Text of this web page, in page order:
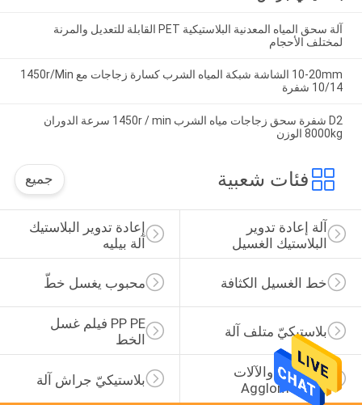
آلة سحق المياه المعدنية البلاستيكية PET القابلة للتعديل والمرنة
لمختلف الأحجام
10-20mm الشاشة شبكة المياه الشرب كسارة زجاجات مع 1450r/Min
10/14 شفرة
D2 شفرة سحق زجاجات مياه الشرب 1450r / min سرعة الدوران
8000kg الوزن
فئات شعبية جميع
إعادة تدوير البلاستيك
آلة بيليه
آلة إعادة تدوير
البلاستيك الغسيل
محبوب يغسل خطّ خط الغسيل الكثافة
PP PE فيلم غسل
الخط
بلاستيكيّ متلف آلة
بلاستيكيّ جراش آلة
البلاستيك والآلات
Agglomerator